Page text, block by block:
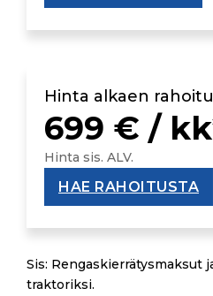
Hinta alkaen
699 € /
Hinta sis. ALV.
HAE RAHOITUSTA
Sis: Rengaskierrätysmaksut
traktoriksi.